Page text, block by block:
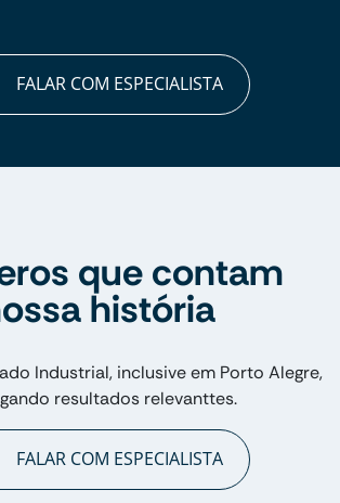
FALAR COM ESPECIALISTA
que contam
história
Industrial, inclusive em Porto Alegre,
resultados relevanttes.
FALAR COM ESPECIALISTA